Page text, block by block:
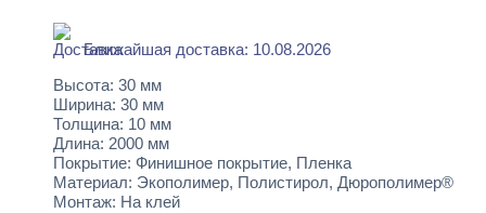
Ближайшая доставка: 10.08.2026
Высота: 30 мм
Ширина: 30 мм
Толщина: 10 мм
Длина: 2000 мм
Покрытие: Финишное покрытие, Пленка
Материал: Экополимер, Полистирол, Дюрополимер®
Монтаж: На клей